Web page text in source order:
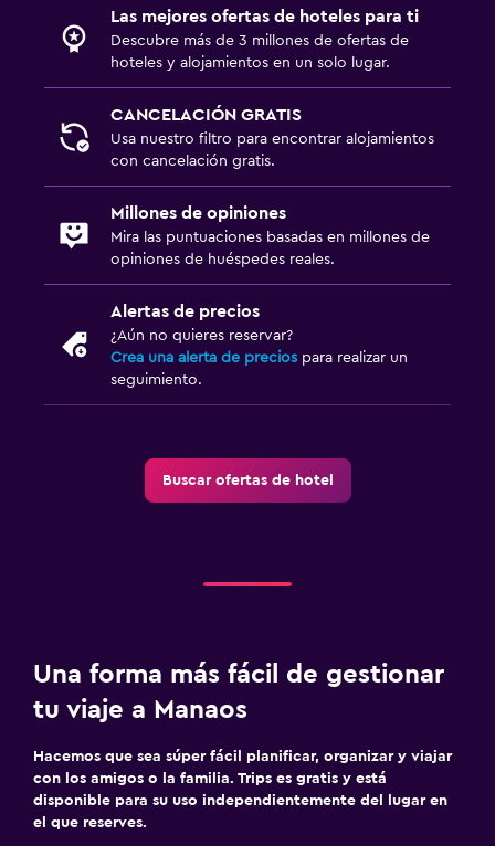
Las mejores ofertas de hoteles para ti
Descubre más de 3 millones de ofertas de
hoteles y alojamientos en un solo lugar.
CANCELACIÓN GRATIS
Usa nuestro filtro para encontrar alojamientos
con cancelación gratis.
Millones de opiniones
Mira las puntuaciones basadas en millones de
opiniones de huéspedes reales.
Alertas de precios
¿Aún no quieres reservar?
Crea una alerta de precios para realizar un
seguimiento.
Buscar ofertas de hotel
Una forma más fácil de gestionar
tu viaje a Manaos
Hacemos que sea súper fácil planificar, organizar y viajar
con los amigos o la familia. Trips es gratis y está
disponible para su uso independientemente del lugar en
el que reserves.